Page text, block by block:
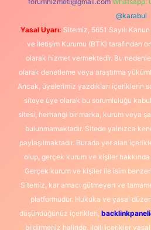
@karabul
Yasal Uyarı: Sitemiz, 5651 Sayılı
ve İletişim Kurumu (BTK) tarafından
olarak hizmet vermektedir. Bu
olarak denetleme veya araştırma
Ancak, üyelerimiz yazdıkları içeriklerin
siteye üye olarak bu sorumluluğu
sitesi, herhangi bir marka, kurum veya
bulunmamaktadır. Sitede yalnızca
paylaşılmaktadır. Burada yer alan
olup, gerçek kurum ve kişiler hakkında
Gerçek kurum ve kişiler ile isim
Sitemiz, kar amacı gütmeyen ve
platformudur. Hukuka ve yasal
düşündüğünüz içerikleri,
bildirmeniz halinde, ilgili içerikler